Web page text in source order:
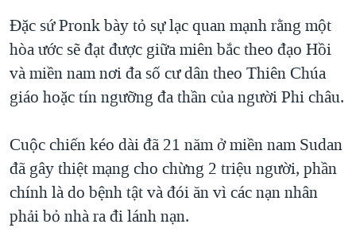
TRỊNH VĨNH BÌNH VS. CHÍNH PHỦ VIỆT NAM
NGƯ DÂN VIỆT VÀ LÀN SÓNG TRỘM HẢI SÂM
BÊN KIA QUỐC LỘ: TIẾNG VỌNG TỪ NÔNG THÔN MỸ
Đặc sứ Pronk bày tỏ sự lạc quan mạnh rằng một
hòa ước sẽ đạt được giữa miên bắc theo đạo Hồi
và miền nam nơi đa số cư dân theo Thiên Chúa
giáo hoặc tín ngưỡng đa thần của người Phi châu.
Cuộc chiến kéo dài đã 21 năm ở miền nam Sudan
đã gây thiệt mạng cho chừng 2 triệu người, phần
chính là do bệnh tật và đói ăn vì các nạn nhân
phải bỏ nhà ra đi lánh nạn.